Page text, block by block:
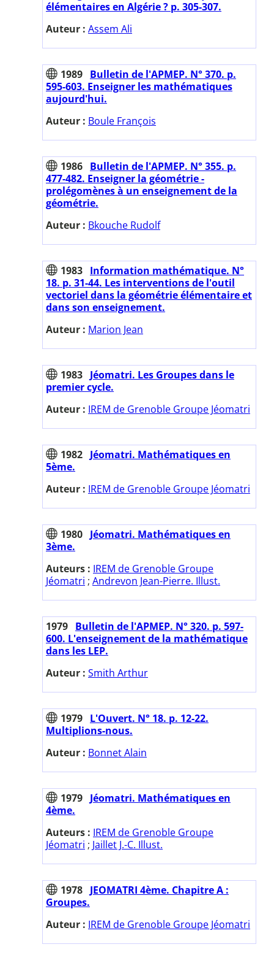
élémentaires en Algérie ? p. 305-307.
Auteur : Assem Ali
1989 Bulletin de l'APMEP. N° 370. p.
595-603. Enseigner les mathématiques
aujourd'hui.
Auteur : Boule François
1986 Bulletin de l'APMEP. N° 355. p.
477-482. Enseigner la géométrie -
prolégomènes à un enseignement de la
géométrie.
Auteur : Bkouche Rudolf
1983 Information mathématique. N°
18. p. 31-44. Les interventions de l'outil
vectoriel dans la géométrie élémentaire et
dans son enseignement.
Auteur : Marion Jean
1983 Jéomatri. Les Groupes dans le
premier cycle.
Auteur : IREM de Grenoble Groupe Jéomatri
1982 Jéomatri. Mathématiques en
5ème.
Auteur : IREM de Grenoble Groupe Jéomatri
1980 Jéomatri. Mathématiques en
3ème.
Auteurs : IREM de Grenoble Groupe
Jéomatri ; Andrevon Jean-Pierre. Illust.
1979 Bulletin de l'APMEP. N° 320. p. 597-
600. L'enseignement de la mathématique
dans les LEP.
Auteur : Smith Arthur
1979 L'Ouvert. N° 18. p. 12-22.
Multiplions-nous.
Auteur : Bonnet Alain
1979 Jéomatri. Mathématiques en
4ème.
Auteurs : IREM de Grenoble Groupe
Jéomatri ; Jaillet J.-C. Illust.
1978 JEOMATRI 4ème. Chapitre A :
Groupes.
Auteur : IREM de Grenoble Groupe Jéomatri